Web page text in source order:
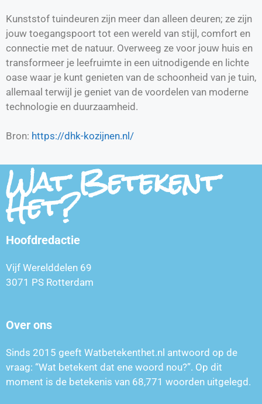
Kunststof tuindeuren zijn meer dan alleen deuren; ze zijn
jouw toegangspoort tot een wereld van stijl, comfort en
connectie met de natuur. Overweeg ze voor jouw huis en
transformeer je leefruimte in een uitnodigende en lichte
oase waar je kunt genieten van de schoonheid van je tuin,
allemaal terwijl je geniet van de voordelen van moderne
technologie en duurzaamheid.
Bron: https://dhk-kozijnen.nl/
Wat Betekent
Het?
Hoofdredactie
Vijf Werelddelen 69
3071 PS Rotterdam
Over ons
Sinds 2015 geeft Watbetekenthet.nl antwoord op de
vraag: “Wat betekent dat ene woord nou?”. Op dit
moment is de betekenis van 68,771 woorden uitgelegd.